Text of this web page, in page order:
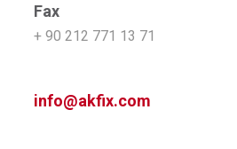
Fax
+ 90 212 771 13 71
info@akfix.com